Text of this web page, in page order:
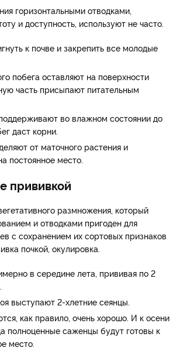
горизонтальными отводками,
и доступность, используют не часто.
к почве и закрепить все молодые
побега оставляют на поверхности
часть присыпают питательным
во влажном состоянии до
даст корни.
от маточного растения и
постоянное место.
прививкой
размножения, который
и отводками пригоден для
с сохранением их сортовых признаков
почкой, окулировка.
в середине лета, прививая по 2
выступают 2-хлетние сеянцы.
как правило, очень хорошо. И к осени
полноценные саженцы будут готовы к
место.